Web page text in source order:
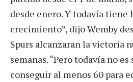
desde enero. Y todavía tiene
crecimiento”, dijo Wemby
Spurs alcanzaran la victoria
semanas. “Pero todavía no
conseguir al menos 60 para